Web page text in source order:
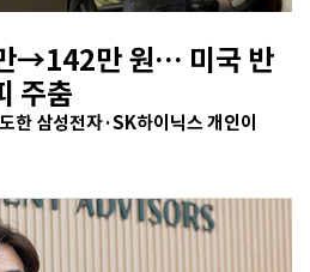
→142만 원… 미국 반
주춤
한 삼성전자·SK하이닉스 개인이